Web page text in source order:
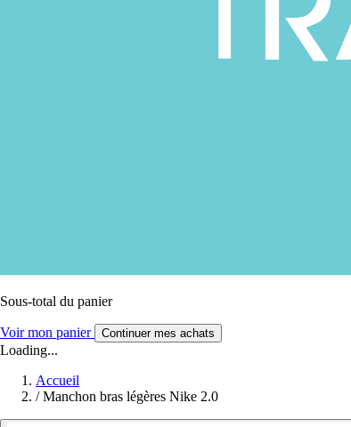
Sous-total du panier
Voir mon panier Continuer mes achats
Loading...
Accueil
/ Manchon bras légères Nike 2.0